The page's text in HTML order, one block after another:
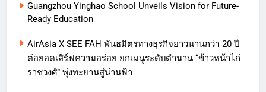
Guangzhou Yinghao School Unveils Vision for Future-
Ready Education
AirAsia X SEE FAH พันธมิตรทางธุรกิจยาวนานกว่า 20 ปี
ต่อยอดเสิร์ฟความอร่อย ยกเมนูระดับตำนาน “ข้าวหน้าไก่
ราชวงศ์” พุ่งทะยานสู่น่านฟ้า